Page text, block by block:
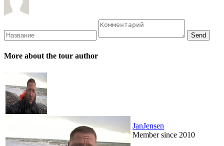
More about the tour author
JanJensen
Member since 2010